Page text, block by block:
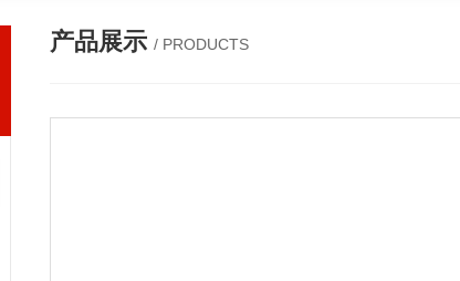
产品展示 / PRODUCTS